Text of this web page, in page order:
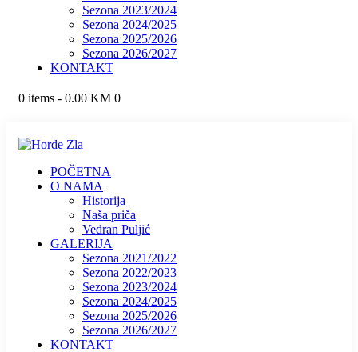
Sezona 2023/2024
Sezona 2024/2025
Sezona 2025/2026
Sezona 2026/2027
KONTAKT
0 items - 0.00 KM 0
POČETNA
O NAMA
Historija
Naša priča
Vedran Puljić
GALERIJA
Sezona 2021/2022
Sezona 2022/2023
Sezona 2023/2024
Sezona 2024/2025
Sezona 2025/2026
Sezona 2026/2027
KONTAKT